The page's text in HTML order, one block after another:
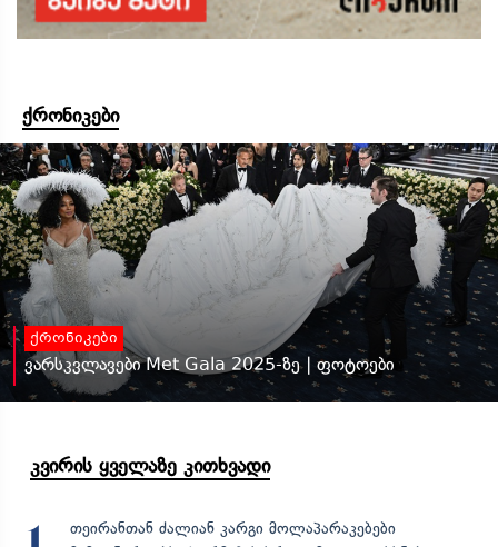
ქრონიკები
ქრონიკები
ვარსკვლავები Met Gala 2025-ზე | ფოტოები
კვირის ყველაზე კითხვადი
თეირანთან ძალიან კარგი მოლაპარაკებები